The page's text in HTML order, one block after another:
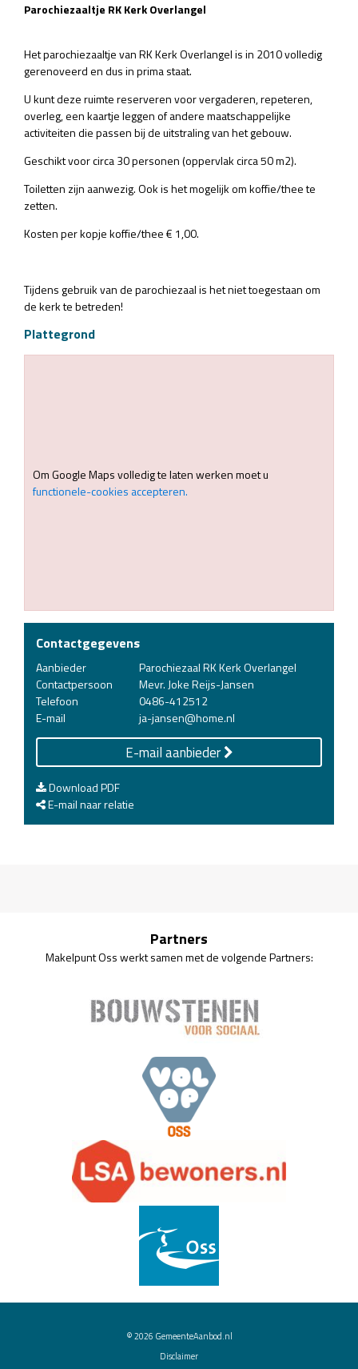
Parochiezaaltje RK Kerk Overlangel
Het parochiezaaltje van RK Kerk Overlangel is in 2010 volledig
gerenoveerd en dus in prima staat.
U kunt deze ruimte reserveren voor vergaderen, repeteren,
overleg, een kaartje leggen of andere maatschappelijke
activiteiten die passen bij de uitstraling van het gebouw.
Geschikt voor circa 30 personen (oppervlak circa 50 m2).
Toiletten zijn aanwezig. Ook is het mogelijk om koffie/thee te
zetten.
Kosten per kopje koffie/thee € 1,00.
Tijdens gebruik van de parochiezaal is het niet toegestaan om
de kerk te betreden!
Plattegrond
Om Google Maps volledig te laten werken moet u
functionele-cookies accepteren.
Contactgegevens
Aanbieder
Parochiezaal RK Kerk Overlangel
Contactpersoon
Mevr. Joke Reijs-Jansen
Telefoon
0486-412512
E-mail
ja-jansen@home.nl
E-mail aanbieder
Download PDF
E-mail naar relatie
Partners
Makelpunt Oss werkt samen met de volgende Partners:
© 2026 GemeenteAanbod.nl
Disclaimer